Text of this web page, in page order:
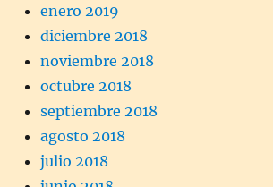
enero 2019
diciembre 2018
noviembre 2018
octubre 2018
septiembre 2018
agosto 2018
julio 2018